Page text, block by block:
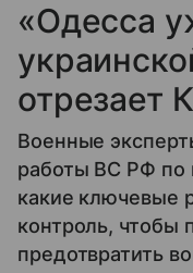
«Одесса
отрезает
Военные
работы ВС РФ по
какие ключевые
контроль, чтобы
предотвратить